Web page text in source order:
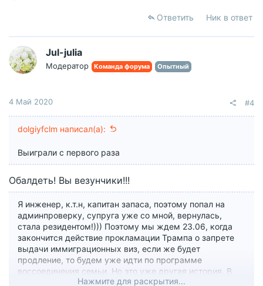
ц
и
и
:
Ответить Ник в ответ
Jul-julia
Модератор Команда форума Опытный
4 Май 2020 #4
dolgiyfclm написал(а):
Выиграли с первого раза
Обалдеть! Вы везунчики!!!
Я инженер, к.т.н, капитан запаса, поэтому попал на
админпроверку, супруга уже со мной, вернулась,
стала резидентом!))) Поэтому мы ждем 23.06, когда
закончится действие прокламации Трампа о запрете
выдачи иммиграционных виз, если же будет
продление, то будем уже идти по программе
воссоединения семьи. Но это уже другая история. В
любом случае буду выезжать через Минск)
Нажмите для раскрытия...